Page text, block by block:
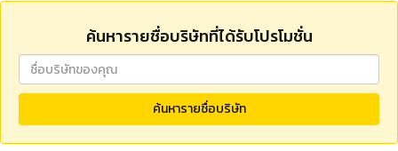
24
Review and Practice (Lesson 19-23)
Lesson
Movie Night
ค้นหารายชื่อบริษัทที่ได้รับโปรโมชั่น
ค้นหารายชื่อบริษัท